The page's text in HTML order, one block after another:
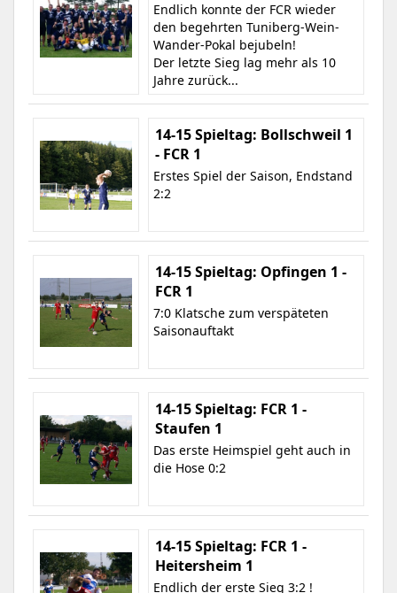
Endlich konnte der FCR wieder
den begehrten Tuniberg-Wein-
Wander-Pokal bejubeln!
Der letzte Sieg lag mehr als 10
Jahre zurück...
14-15 Spieltag: Bollschweil 1
- FCR 1
Erstes Spiel der Saison, Endstand
2:2
14-15 Spieltag: Opfingen 1 -
FCR 1
7:0 Klatsche zum verspäteten
Saisonauftakt
14-15 Spieltag: FCR 1 -
Staufen 1
Das erste Heimspiel geht auch in
die Hose 0:2
14-15 Spieltag: FCR 1 -
Heitersheim 1
Endlich der erste Sieg 3:2 !